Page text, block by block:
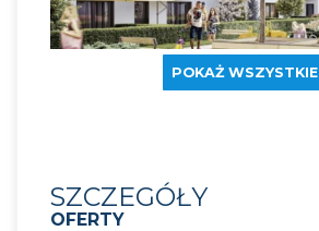
POKAŻ WSZYSTKIE
SZCZEGÓŁY
OFERTY